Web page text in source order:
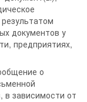
документов у
предприятиях,
о
в зависимости от